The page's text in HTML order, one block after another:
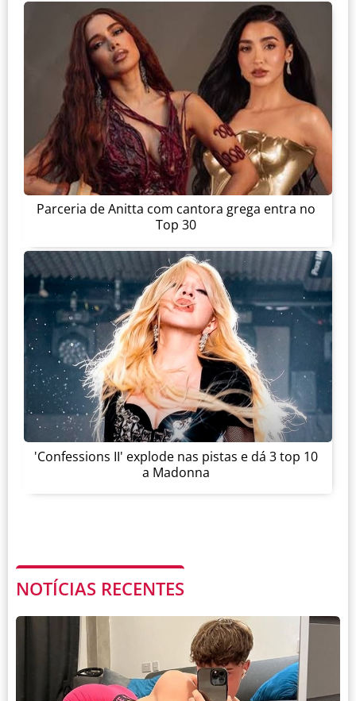
Parceria de Anitta com cantora grega entra no
Top 30
'Confessions II' explode nas pistas e dá 3 top 10
a Madonna
NOTÍCIAS RECENTES